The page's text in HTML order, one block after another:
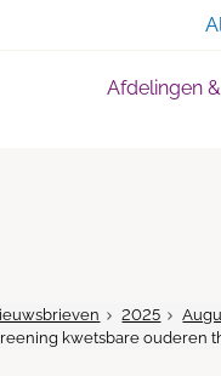
Afdelingen
2025
kwetsbare ouderen